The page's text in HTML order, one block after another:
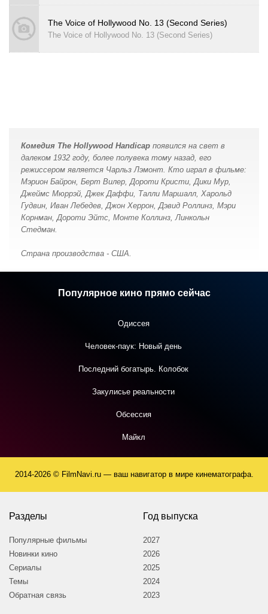
The Voice of Hollywood No. 13 (Second Series)
The Voice of Hollywood No. 13 (Second Series)
Комедия The Hollywood Handicap появился на свет в
далеком 1932 году, более полувека тому назад, его
режиссером является Чарльз Лэмонт. Кто играл в фильме:
Мэрион Байрон, Берт Вилер, Дороти Кристи, Дики Мур,
Джеймс Мюррэй, Джек Даффи, Талли Маршалл, Харольд
Гудвин, Иван Лебедев, Джон Херрон, Дэвид Роллинз, Мэри
Корнман, Дороти Эйтс, Монте Коллинз, Линкольн
Стедман.
Страна производства - США.
Популярное кино прямо сейчас
Одиссея
Человек-паук: Новый день
Последний богатырь. Колобок
Закулисье реальности
Обсессия
Майкл
2014-2026 © FilmNavi.ru — ваш навигатор в мире кинематографа.
Разделы
Популярные фильмы
Новинки кино
Сериалы
Темы
Обратная связь
Год выпуска
2027
2026
2025
2024
2023